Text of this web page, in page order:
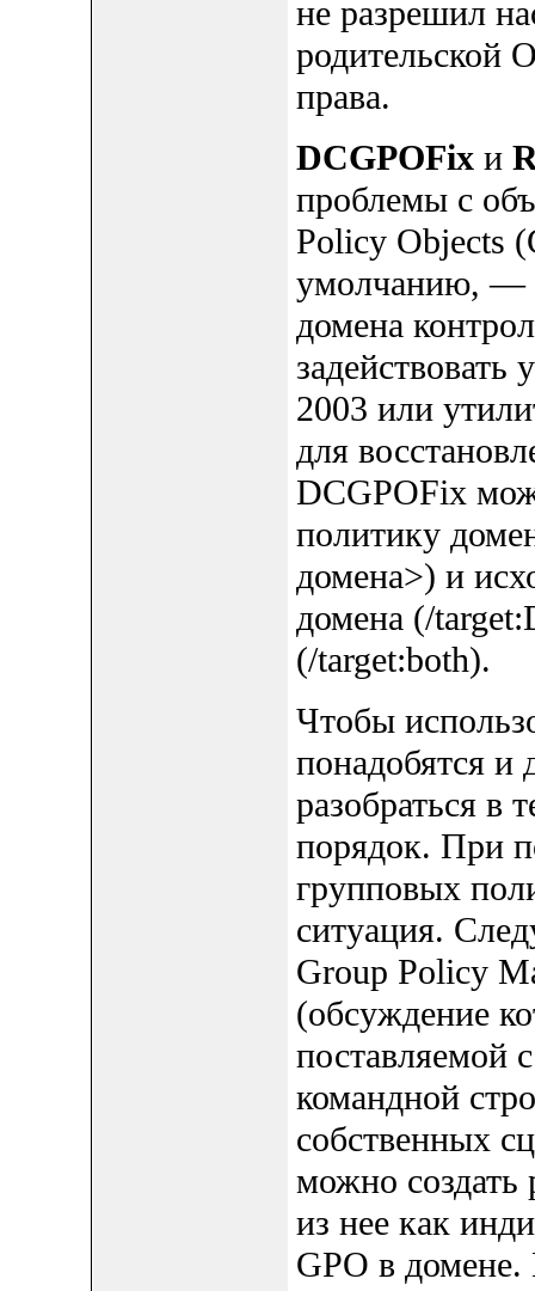
не разрешил
родительской
права.
DCGPOFixи
проблемы с
Policy Objects
умолчанию, —
домена
2003 или
для
DCGPOFix
политику
домена>) и
домена (/
(/target:both).
Чтобы
понадобятся и
разобраться в
порядок. При
групповых
ситуация.
Group Policy
(обсуждение
поставляемой
командной
собственных
можно создать
из нее как
GPO в